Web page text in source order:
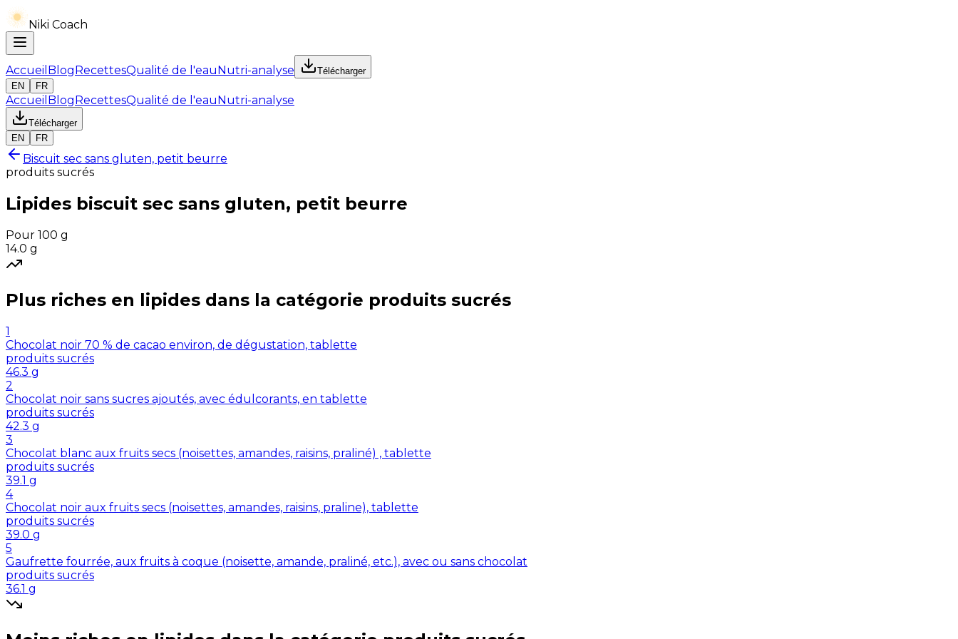
Niki Coach
Accueil BlogRecettesQualité de l'eauNutri-analyse
Télécharger
EN
FR
Accueil BlogRecettesQualité de l'eauNutri-analyse
Télécharger
EN
FR
Biscuit sec sans gluten, petit beurre
produits sucrés
Lipides biscuit sec sans gluten, petit beurre
Pour 100 g
14.0 g
Plus riches en lipides dans la catégorie produits sucrés
1
Chocolat noir 70 % de cacao environ, de dégustation, tablette
produits sucrés
46.3 g
2
Chocolat noir sans sucres ajoutés, avec édulcorants, en tablette
produits sucrés
42.3 g
3
Chocolat blanc aux fruits secs (noisettes, amandes, raisins, praliné) , tablette
produits sucrés
39.1 g
4
Chocolat noir aux fruits secs (noisettes, amandes, raisins, praline), tablette
produits sucrés
39.0 g
5
Gaufrette fourrée, aux fruits à coque (noisette, amande, praliné, etc.), avec ou sans chocolat
produits sucrés
36.1 g